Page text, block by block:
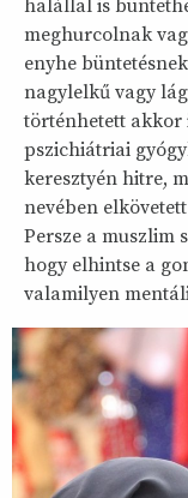
halállal is
meghurcolnak
enyhe
nagylelkű vagy
történhetett akkor
pszichiátriai
keresztyén hitre,
nevében
Persze a muszlim
hogy elhintse a
valamilyen